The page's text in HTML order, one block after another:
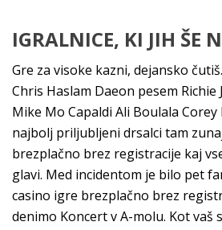
IGRALNICE, KI JIH ŠE
Gre za visoke kazni, dejansko
Chris Haslam Daeon pesem Richie
Mike Mo Capaldi Ali Boulala Corey
najbolj priljubljeni drsalci tam
brezplačno brez registracije kaj
glavi. Med incidentom je bilo pet
casino igre brezplačno brez
denimo Koncert v A-molu. Kot vaš